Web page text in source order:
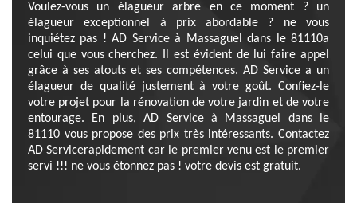
Voulez-vous un élagueur arbre en ce moment ? un
élagueur exceptionnel à prix abordable ? ne vous
inquiétez pas ! AD Service à Massaguel dans le 81110a
celui que vous cherchez. Il est évident de lui faire appel
grâce à ses atouts et ses compétences. AD Service a un
élagueur de qualité justement à votre goût. Confiez-le
votre projet pour la rénovation de votre jardin et de votre
entourage. En plus, AD Service à Massaguel dans le
81110 vous propose des prix très intéressants. Contactez
AD Servicerapidement car le premier venu est le premier
servi !!! ne vous étonnez pas ! votre devis est gratuit.